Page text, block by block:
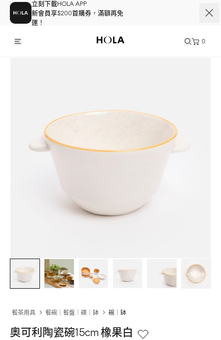
立刻下載HOLA APP
新會員享$200首購券，滿額再免
運！
0
+More
餐茶用具 餐碗｜餐盤｜碟｜缽 碗｜缽
奧可利陶瓷碗15cm 橡果白